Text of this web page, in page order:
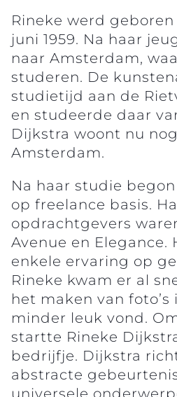
Rineke werd
juni 1959. Na haar
naar Amsterdam,
studeren. De
studietijd aan de
en studeerde daar
Dijkstra woont nu
Amsterdam.
Na haar studie
op freelance basis.
opdrachtgevers
Avenue en Elegance.
enkele ervaring op
Rineke kwam er al
het maken van
minder leuk vond.
startte Rineke
bedrijfje. Dijkstra
abstracte
universele